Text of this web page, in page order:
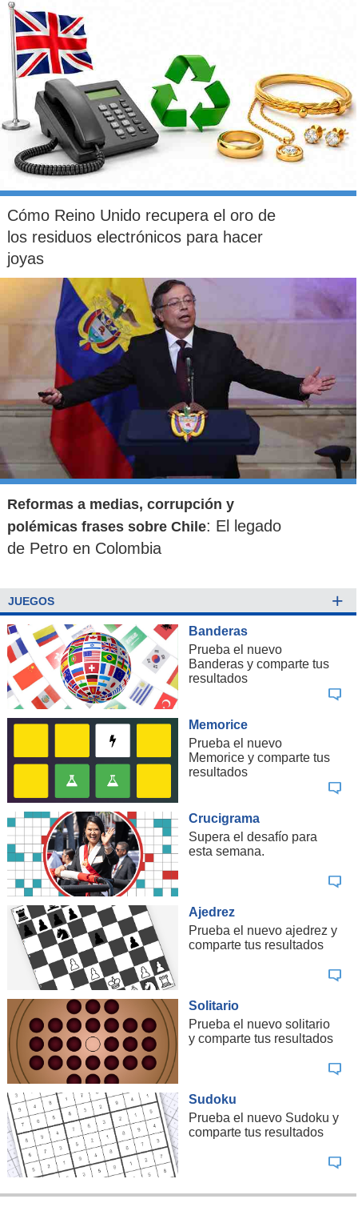
Cómo Reino Unido recupera el oro de
los residuos electrónicos para hacer
joyas
Reformas a medias, corrupción y
polémicas frases sobre Chile: El legado
de Petro en Colombia
JUEGOS +
Banderas
Prueba el nuevo
Banderas y comparte tus
resultados
Memorice
Prueba el nuevo
Memorice y comparte tus
resultados
Crucigrama
Supera el desafío para
esta semana.
Ajedrez
Prueba el nuevo ajedrez y
comparte tus resultados
Solitario
Prueba el nuevo solitario
y comparte tus resultados
Sudoku
Prueba el nuevo Sudoku y
comparte tus resultados